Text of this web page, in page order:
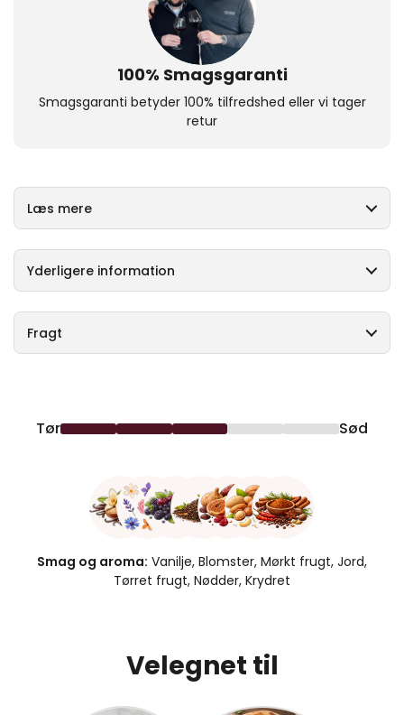
100% Smagsgaranti
Smagsgaranti betyder 100% tilfredshed eller vi tager
retur
Læs mere
Yderligere information
Fragt
Tør Sød
Smag og aroma: Vanilje, Blomster, Mørkt frugt, Jord,
Tørret frugt, Nødder, Krydret
Velegnet til